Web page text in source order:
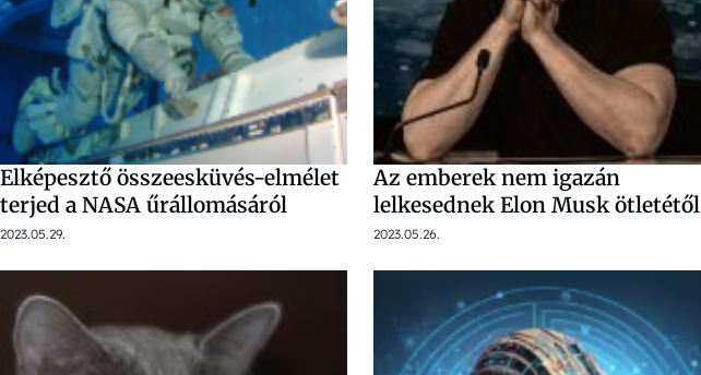
Elképesztő összeesküvés-elmélet
terjed a NASA űrállomásáról
2023.05.29.
Az emberek nem igazán
lelkesednek Elon Musk ötletétől
2023.05.26.